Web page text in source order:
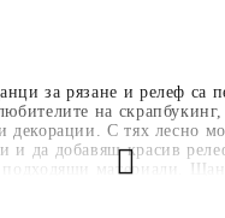
за рязане и релеф са
на скрапбукинг,
декорации. С тях лесно
и да добавяш красив
материали.